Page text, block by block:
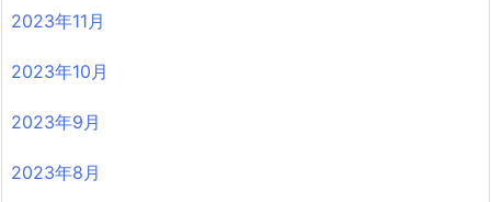
2023年11月
2023年10月
2023年9月
2023年8月